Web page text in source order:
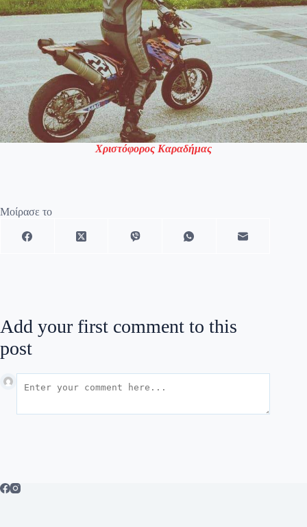
Χριστόφορος Καραδήμας
Μοίρασε το
Add your first comment to this
post